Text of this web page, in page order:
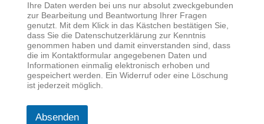
Ihre Daten werden bei uns nur absolut zweckgebunden
zur Bearbeitung und Beantwortung Ihrer Fragen
genutzt. Mit dem Klick in das Kästchen bestätigen Sie,
dass Sie die Datenschutzerklärung zur Kenntnis
genommen haben und damit einverstanden sind, dass
die im Kontaktformular angegebenen Daten und
Informationen einmalig elektronisch erhoben und
gespeichert werden. Ein Widerruf oder eine Löschung
ist jederzeit möglich.
Absenden